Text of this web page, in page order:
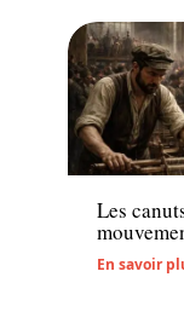
Actu
Les
En savoir